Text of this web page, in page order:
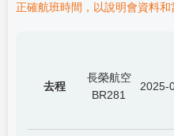
正確航班時間，以說明會資料和
去程
長榮航空
BR281
2025-